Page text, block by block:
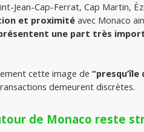
et proximité avec Monaco
une part très
cette image de
demeurent discrètes.
de Monaco reste